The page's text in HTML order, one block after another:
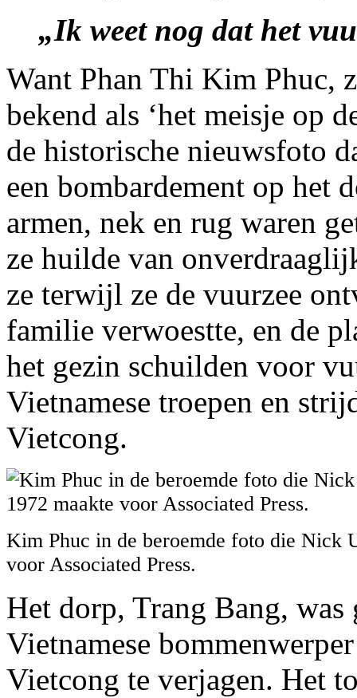
„Ik weet nog dat het
Want Phan Thi Kim Phuc,
bekend als ‘het meisje op
de historische nieuwsfoto
een bombardement op het
armen, nek en rug waren
ze huilde van
ze terwijl ze de vuurzee
familie verwoestte, en de
het gezin schuilden voor
Vietnamese troepen en
Vietcong.
Kim Phuc in de beroemde foto die Nick
voor Associated Press.
Het dorp, Trang Bang,
Vietnamese
Vietcong te verjagen. Het